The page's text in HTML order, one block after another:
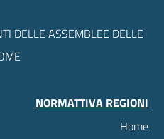
DELLE ASSEMBLEE DELLE
NORMATTIVA REGIONI
Home